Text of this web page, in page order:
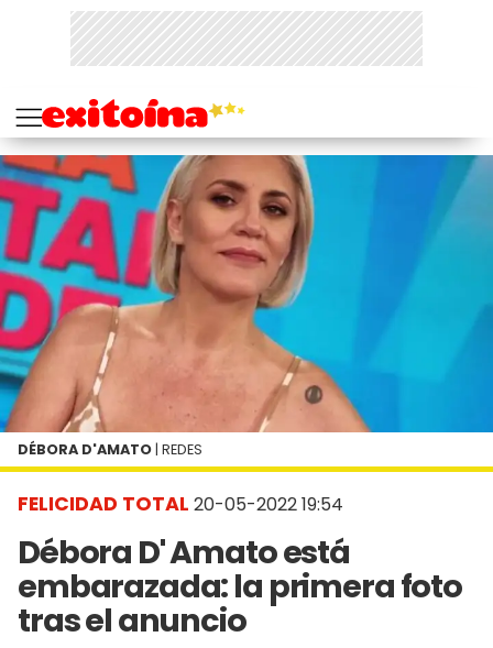
FELICIDAD TOTAL 20-05-2022 19:54
Débora D' Amato está
embarazada: la primera foto
tras el anuncio
DÉBORA D'AMATO | REDES